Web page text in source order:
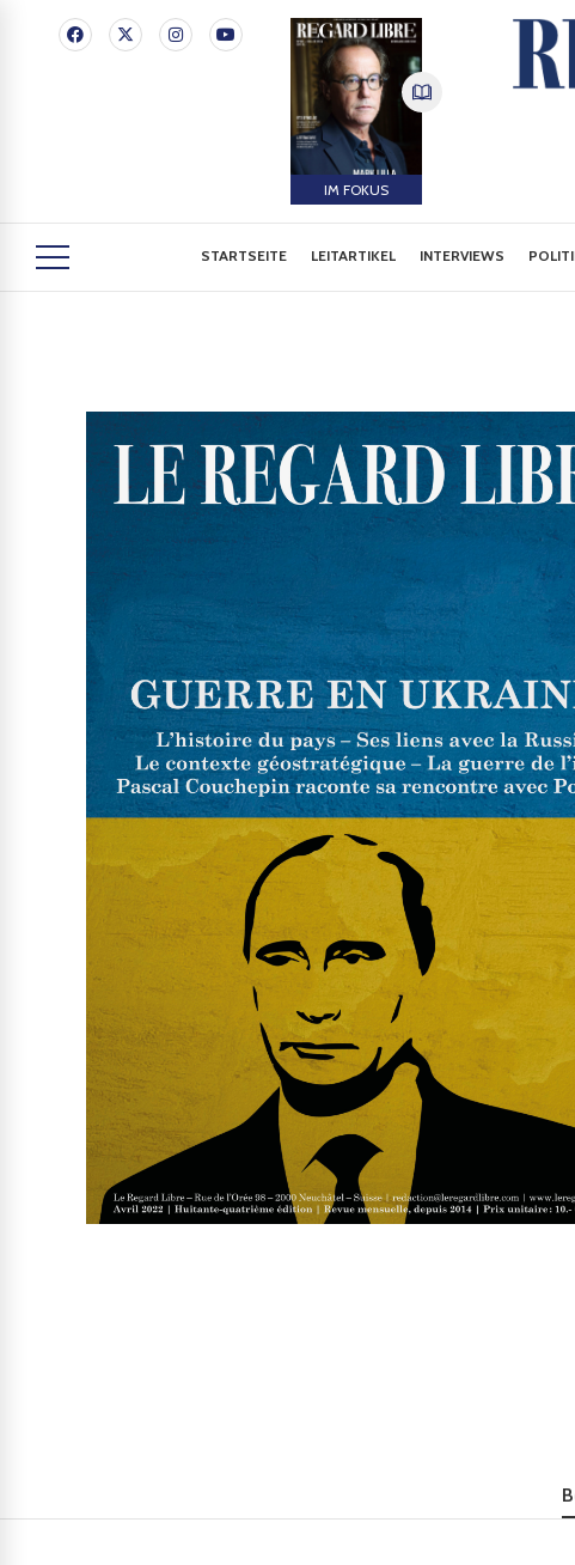
IM FOKUS
STARTSEITE LEITARTIKEL INTERVIEWS